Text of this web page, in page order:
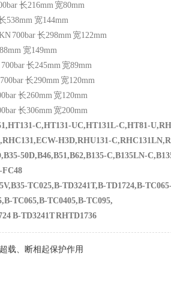
长216mm 宽80mm
538mm 宽144mm
700bar长298mm 宽122mm
宽149mm
长245mm 宽89mm
长290mm 宽120mm
长260mm 宽120mm
长306mm 宽200mm
C,HT131-UC,HT131L-C,HT81-
H3D,RHU131-
50D,B46,B51,B62,B135-C,B135LN-
FC48
TC025,B-TD3241T,B-TD1724,B-
TC065,B-TC0405,B-TC095,
B-TD3241T RHTD1736
载、断相起保护作用